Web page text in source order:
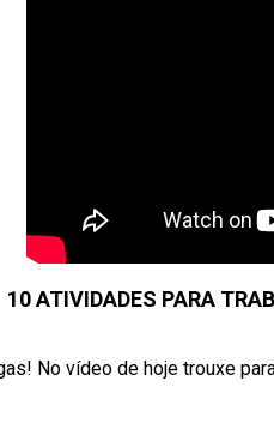
10 ATIVIDADES PARA
No vídeo de hoje trouxe